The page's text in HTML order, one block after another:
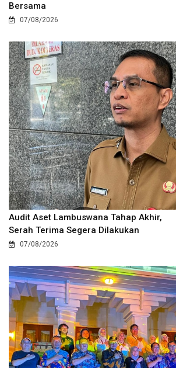
Bersama
07/08/2026
Audit Aset Lambuswana Tahap Akhir,
Serah Terima Segera Dilakukan
07/08/2026